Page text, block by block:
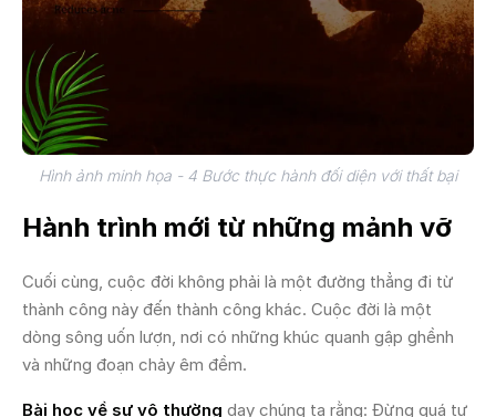
Hình ảnh minh họa - 4 Bước thực hành đối diện với thất bại
Hành trình mới từ những mảnh vỡ
Cuối cùng, cuộc đời không phải là một đường thẳng đi từ
thành công này đến thành công khác. Cuộc đời là một
dòng sông uốn lượn, nơi có những khúc quanh gập ghềnh
và những đoạn chảy êm đềm.
Bài học về sự vô thường dạy chúng ta rằng: Đừng quá tự